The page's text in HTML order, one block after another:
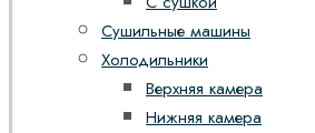
Сушильные машины
Холодильники
Верхняя камера
Нижняя камера